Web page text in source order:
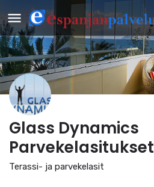
Glass Dynamics
Parvekelasitukset
Terassi- ja parvekelasit